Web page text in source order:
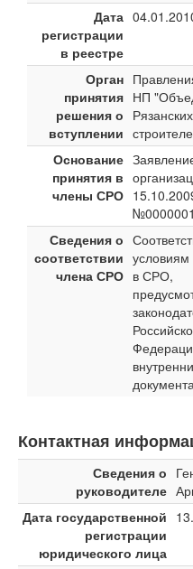
Дата
регистрации
в реестре
Орган
принятия
решения о
вступлении
НП
Рязанских
Основание
принятия в
члены СРО
Сведения о
соответствии
члена СРО
условиям
в СРО,
Контактная
Сведения о
руководителе
Дата государственной
регистрации
юридического лица